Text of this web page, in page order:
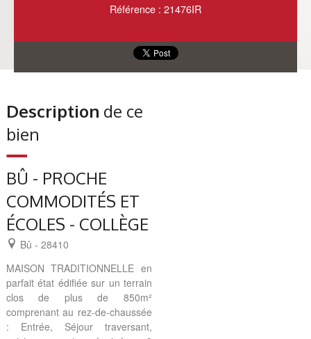
Référence : 21476IR
Description de ce
bien
BÛ - PROCHE
COMMODITÉS ET
ÉCOLES - COLLÈGE
Bû - 28410
MAISON TRADITIONNELLE en
parfait état édifiée sur un terrain
clos de plus de 850m²
comprenant au rez-de-chaussée
: Entrée, Séjour traversant,